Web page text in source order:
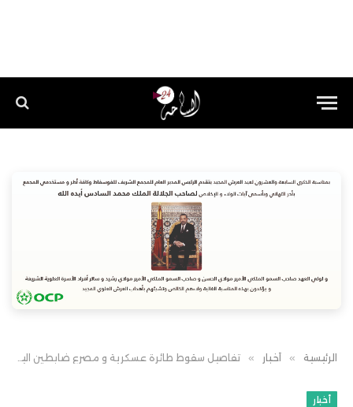
الرئيسية » أخبار » تفاصيل سقوط طائرة عسكرية و مصرع ضابطين اليوم ببنسليمان
أخبار